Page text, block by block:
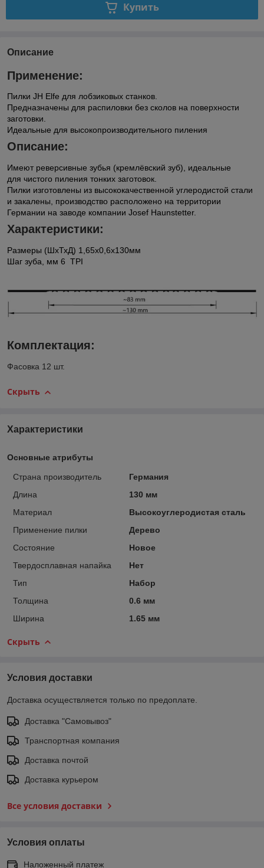
Купить
Описание
Применение:
Пилки JH Elfe для лобзиковых станков.
Предназначены для распиловки без сколов на поверхности
заготовки.
Идеальные для высокопроизводительного пиления
Описание:
Имеют реверсивные зубья (кремлёвский зуб), идеальные
для чистого пиления тонких заготовок.
Пилки изготовлены из высококачественной углеродистой стали
и закалены, производство расположено на территории
Германии на заводе компании Josef Haunstetter.
Характеристики:
Размеры (ШхТхД) 1,65x0,6х130мм
Шаг зуба, мм 6 TPI
Комплектация:
Фасовка 12 шт.
Скрыть
Характеристики
Основные атрибуты
Страна производитель
Германия
Длина
130 мм
Материал
Высокоуглеродистая сталь
Применение пилки
Дерево
Состояние
Новое
Твердосплавная напайка
Нет
Тип
Набор
Толщина
0.6 мм
Ширина
1.65 мм
Скрыть
Условия доставки
Доставка осуществляется только по предоплате.
Доставка "Самовывоз"
Транспортная компания
Доставка почтой
Доставка курьером
Все условия доставки
Условия оплаты
Наложенный платеж